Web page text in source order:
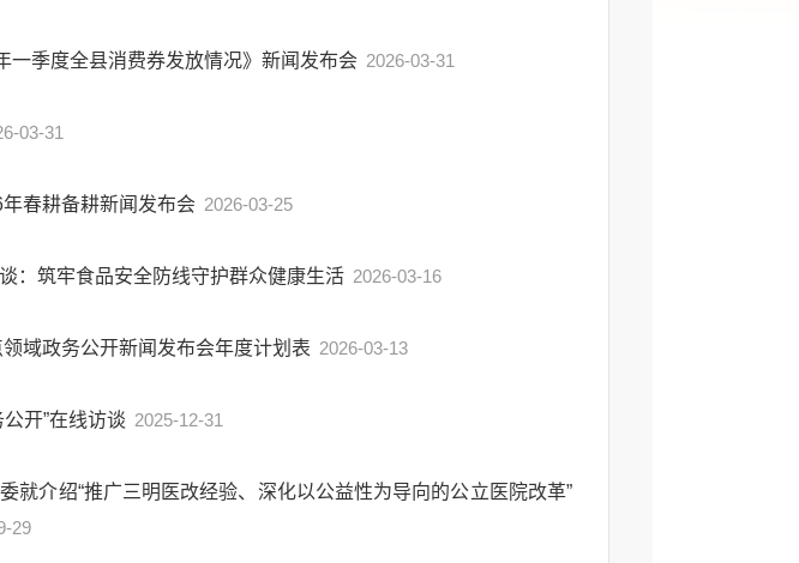
一季度全县消费券发放情况》新闻发布会 2026-03-31
03-31
年春耕备耕新闻发布会 2026-03-25
：筑牢食品安全防线守护群众健康生活 2026-03-16
域政务公开新闻发布会年度计划表 2026-03-13
开”在线访谈 2025-12-31
就介绍“推广三明医改经验、深化以公益性为导向的公立医院改革”
29